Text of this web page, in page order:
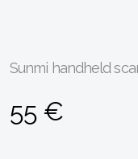
Sunmi handheld
55 €